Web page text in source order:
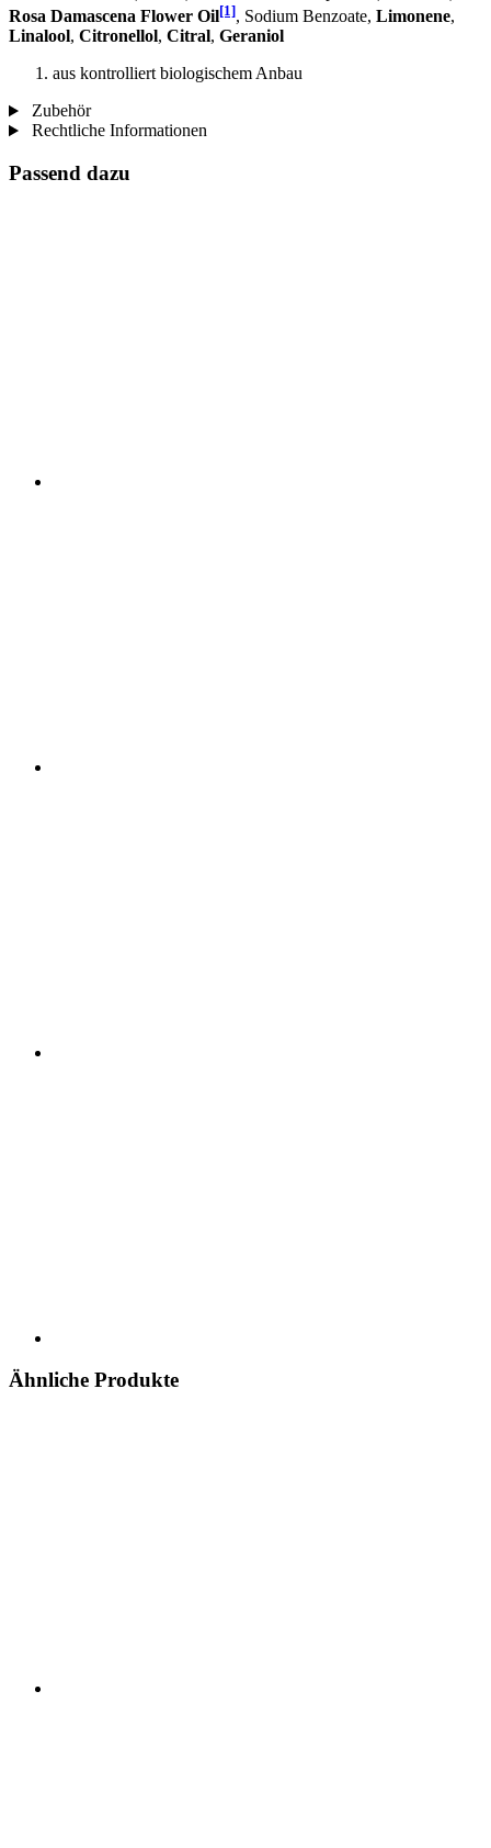
Rosa Damascena Flower Oil[1], Sodium Benzoate, Limonene,
Linalool, Citronellol, Citral, Geraniol
aus kontrolliert biologischem Anbau
Zubehör
Rechtliche Informationen
Passend dazu
Ähnliche Produkte